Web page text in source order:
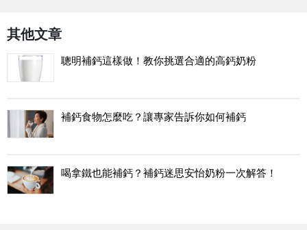
其他文章
聰明補鈣這樣做！教你挑選合適的高鈣奶粉
補鈣食物怎麼吃？讓專家告訴你如何補鈣
喝拿鐵也能補鈣？補鈣迷思安怡奶粉一次解答！